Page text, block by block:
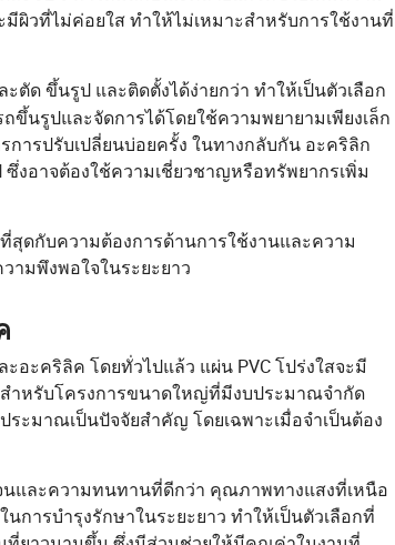
ผิวที่ไม่ค่อยใส ทำให้ไม่เหมาะสำหรับการใช้งานที่
ตัด ขึ้นรูป และติดตั้งได้ง่ายกว่า ทำให้เป็นตัวเลือก
นรูปและจัดการได้โดยใช้ความพยายามเพียงเล็ก
ารปรับเปลี่ยนบ่อยครั้ง ในทางกลับกัน อะคริลิก
งอาจต้องใช้ความเชี่ยวชาญหรือทรัพยากรเพิ่ม
ดกับความต้องการด้านการใช้งานและความ
มพึงพอใจในระยะยาว
ะคริลิค โดยทั่วไปแล้ว แผ่น PVC โปร่งใสจะมี
ำหรับโครงการขนาดใหญ่ที่มีงบประมาณจำกัด
ะมาณเป็นปัจจัยสำคัญ โดยเฉพาะเมื่อจำเป็นต้อง
นและความทนทานที่ดีกว่า คุณภาพทางแสงที่เหนือ
ารบำรุงรักษาในระยะยาว ทำให้เป็นตัวเลือกที่